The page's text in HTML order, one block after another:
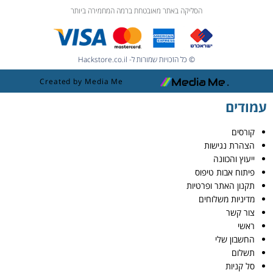
הסליקה באתר מאובטחת ברמה המחמירה ביותר
© כל הזכויות שמורות ל- Hackstore.co.il
Created by Media Me
עמודים
קורסים
הצהרת נגישות
ייעוץ והכוונה
פיתוח אבות טיפוס
תקנון האתר ופרטיות
מדיניות משלוחים
צור קשר
ראשי
החשבון שלי
תשלום
סל קניות